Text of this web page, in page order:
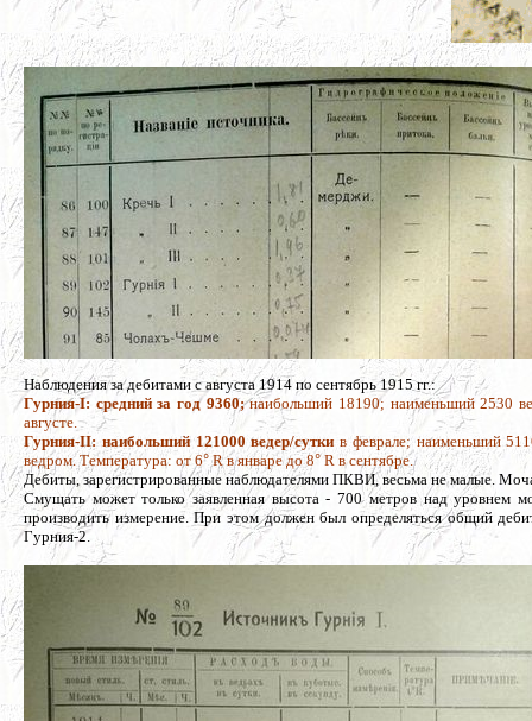
Наблюдения за дебитами с августа 1914 по сентябрь 1915 гг.:
Гурния-I: средний за год 9360;наибольший 18190; наименьший 2530
августе.
Гурния-II: наибольший 121000 ведер/сутки в феврале; наименьший
ведром. Температура: от 6°R в январе до 8°R в сентябре.
Дебиты, зарегистрированные наблюдателями ПКВИ, весьма не малые.
Смущать может только заявленная высота - 700 метров над уровнем
производить измерение. При этом должен был определяться общий
Гурния-2.